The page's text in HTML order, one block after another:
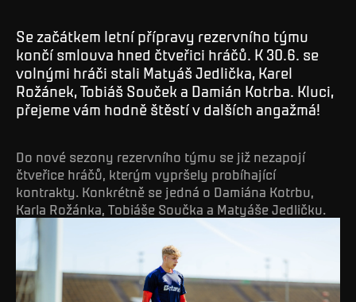
Se začátkem letní přípravy rezervního týmu
končí smlouva hned čtveřici hráčů. K 30.6. se
volnými hráči stali Matyáš Jedlička, Karel
Rožánek, Tobiáš Souček a Damián Kotrba. Kluci,
přejeme vám hodně štěstí v dalších angažmá!
Do nové sezony rezervního týmu se již nezapojí
čtveřice hráčů, kterým vypršely probíhající
kontrakty. Konkrétně se jedná o Damiána Kotrbu,
Karla Rožánka, Tobiáše Součka a Matyáše Jedličku.